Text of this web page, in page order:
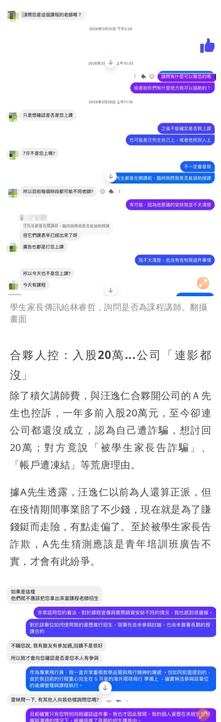
學生家長傳訊給林睿哲，詢問是否為課程講師。翻攝
畫面
合夥人控：入股20萬...公司「連影都
沒」
除了積欠講師費，與汪逸仁合夥開公司的Ａ先
生也控訴，一年多前入股20萬元，至今卻連
公司都還沒成立，認為自己遭詐騙，想討回
20萬；對方竟說「被學生家長告詐騙」、
「帳戶遭凍結」等荒唐理由。
據A先生透露，汪逸仁以前為人還算正派，但
在疫情期間事業賠了不少錢，現在就是為了賺
錢鋌而走險，有點走偏了。至於被學生家長告
詐欺，A先生猜測應該是青年培訓班廣告不
實，才會有此紛爭。